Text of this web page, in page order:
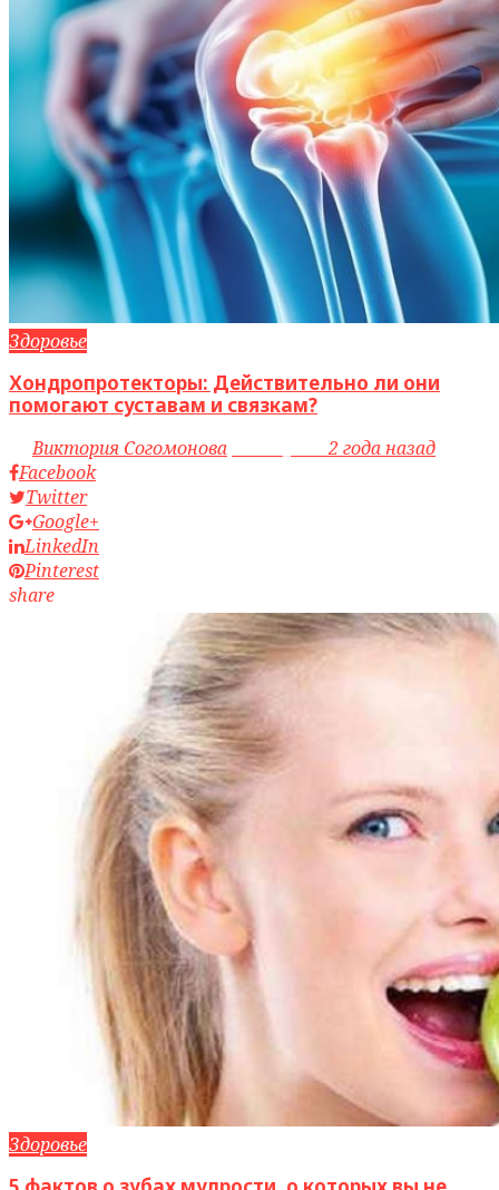
Здоровье
Хондропротекторы: Действительно ли они
помогают суставам и связкам?
byВиктория Согомонова access_time2 года назад
Facebook
Twitter
Google+
LinkedIn
Pinterest
share
Здоровье